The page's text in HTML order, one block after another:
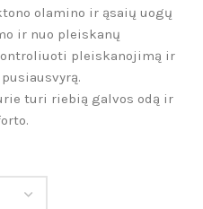
olamino ir ąsaių uogų
ir nuo pleiskanų
pleiskanojimą ir
turi riebią galvos odą ir